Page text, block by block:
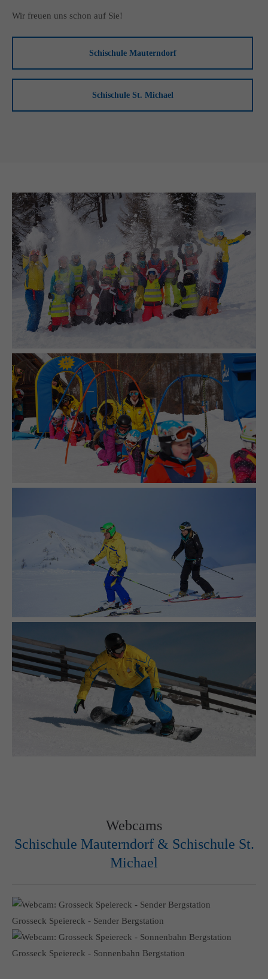
Wir freuen uns schon auf Sie!
Schischule Mauterndorf
Schischule St. Michael
Webcams
Schischule Mauterndorf & Schischule St.
Michael
Grosseck Speiereck - Sender Bergstation
Grosseck Speiereck - Sonnenbahn Bergstation